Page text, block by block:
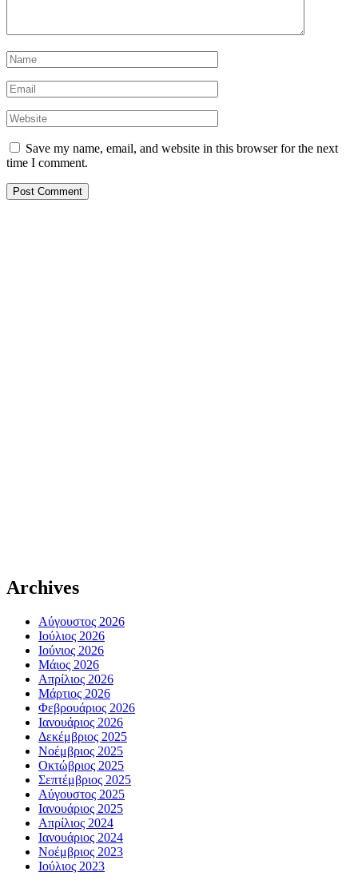
Save my name, email, and website in this browser for the next
time I comment.
Archives
Αύγουστος 2026
Ιούλιος 2026
Ιούνιος 2026
Μάιος 2026
Απρίλιος 2026
Μάρτιος 2026
Φεβρουάριος 2026
Ιανουάριος 2026
Δεκέμβριος 2025
Νοέμβριος 2025
Οκτώβριος 2025
Σεπτέμβριος 2025
Αύγουστος 2025
Ιανουάριος 2025
Απρίλιος 2024
Ιανουάριος 2024
Νοέμβριος 2023
Ιούλιος 2023